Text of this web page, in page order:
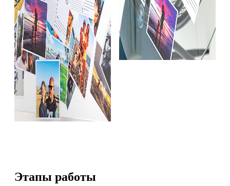
Этапы работы